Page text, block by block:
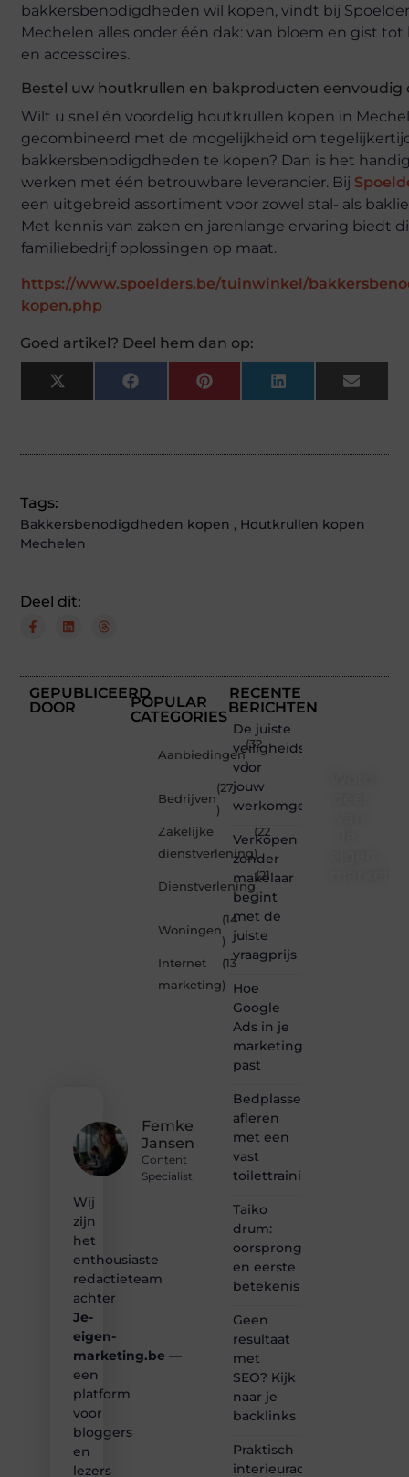
bakkersbenodigdheden wil kopen, vindt bij
Mechelen alles onder één dak: van bloem en gist
en accessoires.
Bestel uw houtkrullen en bakproducten eenvoudig
Wilt u snel én voordelig houtkrullen kopen in
gecombineerd met de mogelijkheid om
bakkersbenodigdheden te kopen? Dan is het
werken met één betrouwbare leverancier. Bij
een uitgebreid assortiment voor zowel stal- als
Met kennis van zaken en jarenlange ervaring biedt
familiebedrijf oplossingen op maat.
https://www.spoelders.be/tuinwinkel/
kopen.php
Goed artikel? Deel hem dan op:
X
(Twitter)
FacebookPinterestLinkedInEmail
Tags:
Bakkersbenodigdheden kopen , Houtkrullen kopen
Mechelen
Deel dit:
GEPUBLICEERD
DOOR
Femke
Jansen
Content
Specialist
Wij
zijn
het
enthousiaste
redactieteam
achter
Je-
eigen-
marketing.be —
een
platform
voor
bloggers
en
lezers
POPULAR
CATEGORIES
Aanbiedingen
(32
)
Bedrijven
(27
)
Zakelijke
dienstverlening
(22
)
Dienstverlening
(21
)
Woningen
(14
)
Internet
marketing
(13
)
RECENTE
BERICHTEN
De juiste
veiligheidsschoenen
voor
jouw
werkomgeving
Verkopen
zonder
makelaar
begint
met de
juiste
vraagprijs
Hoe
Google
Ads in je
marketingmix
past
Bedplassen
afleren
met een
vast
toilettrainingschema
Taiko
drum:
oorsprong
en eerste
betekenis
Geen
resultaat
met
SEO? Kijk
naar je
backlinks
Praktisch
interieuradvies